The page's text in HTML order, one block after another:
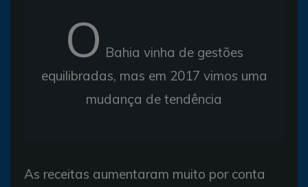
O Bahia vinha de gestões
equilibradas, mas em 2017 vimos uma
mudança de tendência
As receitas aumentaram muito por conta